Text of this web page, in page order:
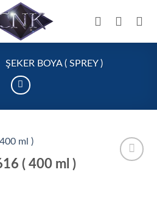
ŞEKER BOYA ( SPREY )
( 400 ml )